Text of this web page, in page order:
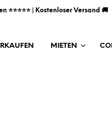
| Kostenloser Versand 🚚
MIETEN